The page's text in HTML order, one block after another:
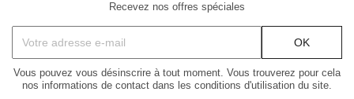
Recevez nos offres spéciales
Vous pouvez vous désinscrire à tout moment. Vous trouverez pour cela
nos informations de contact dans les conditions d'utilisation du site.